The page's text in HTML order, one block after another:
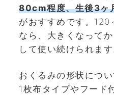
80cm程度、生後3ヶ
がおすすめです。
なら、大きくなって
して使い続けられます
おくるみの形状につ
1枚布タイプやフード